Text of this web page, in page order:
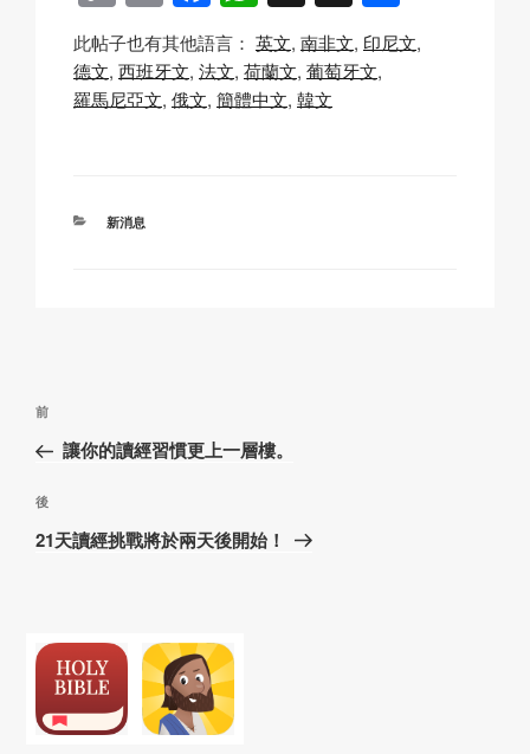
o
p
y
k
m
ail
a
c
e
h
at
s
n
a
享
此帖子也有其他語言： 英文 南非文 印尼文
德文 西班牙文 法文 荷蘭文 葡萄牙文
羅馬尼亞文 俄文 簡體中文 韓文
分
新消息
文
導
覽
上
一
文
章
前
讓你的讀經習慣更上一層樓。
下
篇
後
21天讀經挑戰將於兩天後開始！